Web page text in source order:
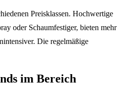
Preisklassen. Hochwertige
oder Schaumfestiger, bieten mehr
Die regelmäßige
im Bereich